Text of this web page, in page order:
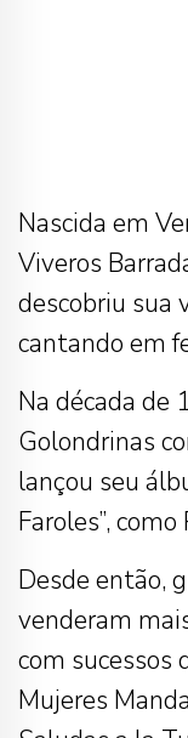
Nascida em
Viveros
descobriu sua
cantando em
Na década de
Golondrinas
lançou seu
Faroles”,
Desde então,
venderam
com sucessos
Mujeres